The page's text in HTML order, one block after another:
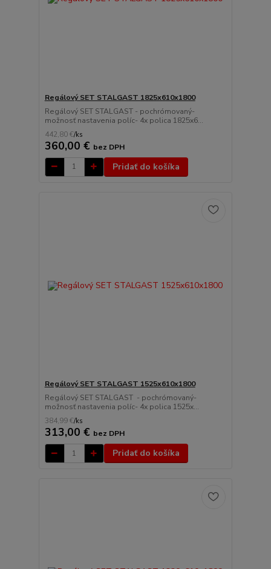
Regálový SET STALGAST 1825x610x1800
Regálový SET STALGAST - pochrómovaný-
možnosť nastavenia políc- 4x polica 1825x6...
442,80 €/ks
360,00 € bez DPH
Pridať do košíka
Regálový SET STALGAST 1525x610x1800
Regálový SET STALGAST - pochrómovaný-
možnosť nastavenia políc- 4x polica 1525x...
384,99 €/ks
313,00 € bez DPH
Pridať do košíka